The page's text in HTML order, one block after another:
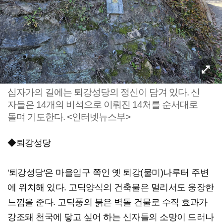
십자가의 길에는 퇴강성당의 정신이 담겨 있다. 신
자들은 14개의 비석으로 이뤄진 14처를 순서대로
돌며 기도한다. <인터넷뉴스부>
◆퇴강성당
'퇴강성당'은 마을입구 쪽인 옛 퇴강(물미)나루터 주변
에 위치해 있다. 고딕양식의 건축물은 멀리서도 웅장한
느낌을 준다. 고딕풍의 붉은 벽돌 건물로 수직 효과가
강조돼 천국에 닿고 싶어 하는 신자들의 소망이 드러나